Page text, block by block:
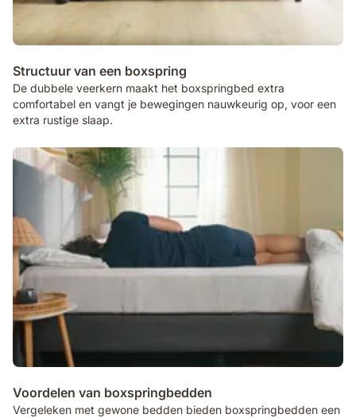
Structuur van een boxspring
De dubbele veerkern maakt het boxspringbed extra
comfortabel en vangt je bewegingen nauwkeurig op, voor een
extra rustige slaap.
Voordelen van boxspringbedden
Vergeleken met gewone bedden bieden boxspringbedden een